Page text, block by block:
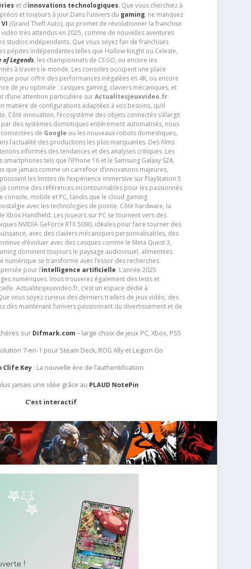
et d’innovations technologiques. Que vous cherchiez à
et toujours à jour.Dans l’univers du gaming, ne manquez
VI (Grand Theft Auto), qui promet de révolutionner la franchise
très attendus en 2025, comme de nouvelles aventures
studios indépendants. Que vous soyez fan de franchises
pépites indépendantes telles que Hollow Knight ou Celeste,
of Legends, les championnats de CS:GO, ou encore les
à travers le monde. Les consoles occupent une place
pour offrir des performances inégalées en 4K, ou encore
de jeu optimale : casques gaming, claviers mécaniques, et
d’une attention particulière surActualitesjeuxvideo.fr.
matière de configurations adaptées à vos besoins, qu’il
innovation, l’écosystème des objets connectés s’élargit
par des systèmes domotiques entièrement automatisés, nous
de Google ou les nouveaux robots domestiques,
l’actualité des productions les plus marquantes. Des films
informés des tendances et des analyses critiques .Les
tels que l’iPhone 16 et le Samsung Galaxy S24,
que jamais comme un carrefour d’innovations majeures,
les limites de l’expérience immersive sur PlayStation 5
comme des références incontournables pour les passionnés
mobile et PC, tandis que le cloud gaming
avec les technologies de pointe. Côté hardware, la
Handheld. Les joueurs sur PC se tournent vers des
NVIDIA GeForce RTX 5090, idéales pour faire tourner des
avec des claviers mécaniques personnalisables, des
d’évoluer avec des casques comme le Meta Quest 3,
dominent toujours le paysage audiovisuel, alimentées
se transforme avec l’essor des recherches
pour l’intelligence artificielle. L’année 2025
numériques. Vous trouverez également des tests et
Actualitesjeuxvideo.fr, c’est un espace dédié à
vous soyez curieux des derniers trailers de jeux vidéo, des
dès maintenant l’univers passionnant du divertissement et de
sur Difmark.com – large choix de jeux PC, Xbox, PS5
7-en-1 pour Steam Deck, ROG Ally et Legion Go
Clife Key : La nouvelle ère de l’authentification
jamais une idée grâce au PLAUD NotePin
C’est interactif